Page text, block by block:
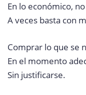
En lo económico,
A veces basta con
Comprar lo que se
En el momento
Sin justificarse.